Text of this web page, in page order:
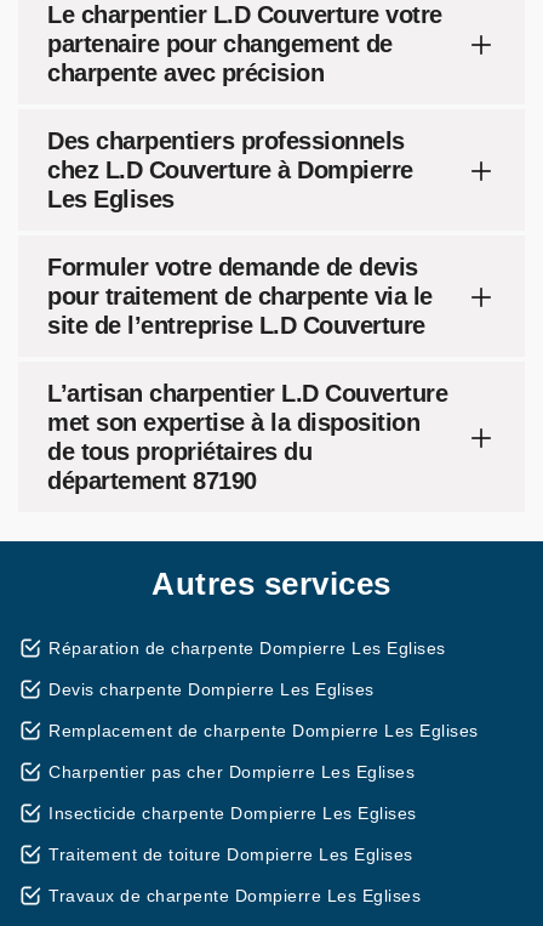
Le charpentier L.D Couverture votre
partenaire pour changement de
charpente avec précision
Des charpentiers professionnels
chez L.D Couverture à Dompierre
Les Eglises
Formuler votre demande de devis
pour traitement de charpente via le
site de l’entreprise L.D Couverture
L’artisan charpentier L.D Couverture
met son expertise à la disposition
de tous propriétaires du
département 87190
Autres services
Réparation de charpente Dompierre Les Eglises
Devis charpente Dompierre Les Eglises
Remplacement de charpente Dompierre Les Eglises
Charpentier pas cher Dompierre Les Eglises
Insecticide charpente Dompierre Les Eglises
Traitement de toiture Dompierre Les Eglises
Travaux de charpente Dompierre Les Eglises